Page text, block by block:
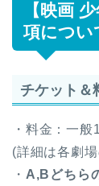
【映画
項につい
チケット＆
・料金：一
(詳細は各劇
・ A,Bどちら